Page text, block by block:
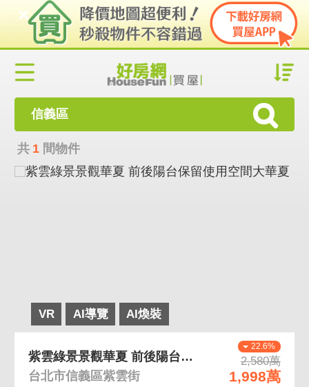
信義區
共 1 間物件
VR AI導覽 AI煥裝
22.6%
2,580萬
1,998萬
紫雲綠景景觀華夏 前後陽台保留使用空間大華夏
台北市信義區紫雲街